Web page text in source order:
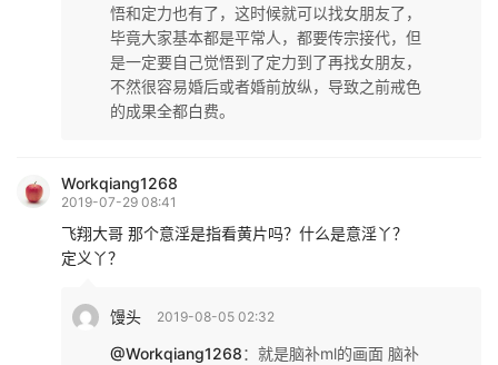
悟和定力也有了，这时候就可以找女朋友了，
毕竟大家基本都是平常人，都要传宗接代，但
是一定要自己觉悟到了定力到了再找女朋友，
不然很容易婚后或者婚前放纵，导致之前戒色
的成果全都白费。
Workqiang1268
2019-07-29 08:41
飞翔大哥 那个意淫是指看黄片吗？什么是意淫丫？
定义丫？
馒头 2019-08-05 02:32
@Workqiang1268： 就是脑补ml的画面 脑补